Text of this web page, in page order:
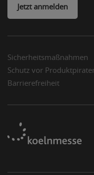
Jetzt anmelden
Sicherheitsmaßnahmen
Schutz vor
Barrierefreiheit